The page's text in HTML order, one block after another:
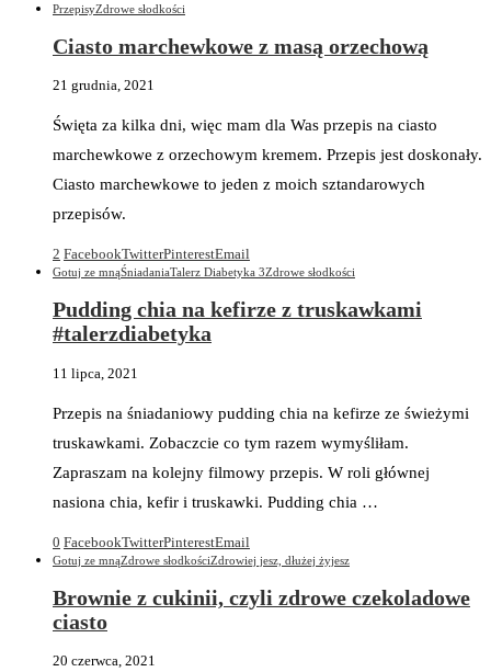
PrzepisyZdrowe słodkości
Ciasto marchewkowe z masą orzechową
21 grudnia, 2021
Święta za kilka dni, więc mam dla Was przepis na ciasto
marchewkowe z orzechowym kremem. Przepis jest doskonały.
Ciasto marchewkowe to jeden z moich sztandarowych
przepisów.
2 FacebookTwitterPinterestEmail
Gotuj ze mnąŚniadaniaTalerz Diabetyka 3Zdrowe słodkości
Pudding chia na kefirze z truskawkami
#talerzdiabetyka
11 lipca, 2021
Przepis na śniadaniowy pudding chia na kefirze ze świeżymi
truskawkami. Zobaczcie co tym razem wymyśliłam.
Zapraszam na kolejny filmowy przepis. W roli głównej
nasiona chia, kefir i truskawki. Pudding chia …
0 FacebookTwitterPinterestEmail
Gotuj ze mnąZdrowe słodkościZdrowiej jesz, dłużej żyjesz
Brownie z cukinii, czyli zdrowe czekoladowe
ciasto
20 czerwca, 2021